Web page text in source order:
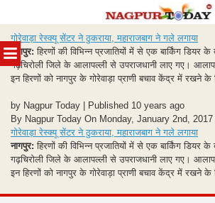
MENU
to
content
गोरेवाड़ा रेस्क्यू सेंटर ने ठुकराया, महाराजबाग ने गले लगाया
नागपुर: हिरणों की विभिन्न प्रजातियों में से एक बार्किंग डियर
गढ़चिरोली जिले के आलापल्ली से उपराजधानी लाए गए।
इन हिरणों को नागपुर के गोरेवाड़ा प्राणी बचाव केंद्र में रखने के
by Nagpur Today | Published 10 years ago
By Nagpur Today On Monday, January 2nd, 2017
गोरेवाड़ा रेस्क्यू सेंटर ने ठुकराया, महाराजबाग ने गले लगाया
नागपुर: हिरणों की विभिन्न प्रजातियों में से एक बार्किंग डियर
गढ़चिरोली जिले के आलापल्ली से उपराजधानी लाए गए।
इन हिरणों को नागपुर के गोरेवाड़ा प्राणी बचाव केंद्र में रखने के